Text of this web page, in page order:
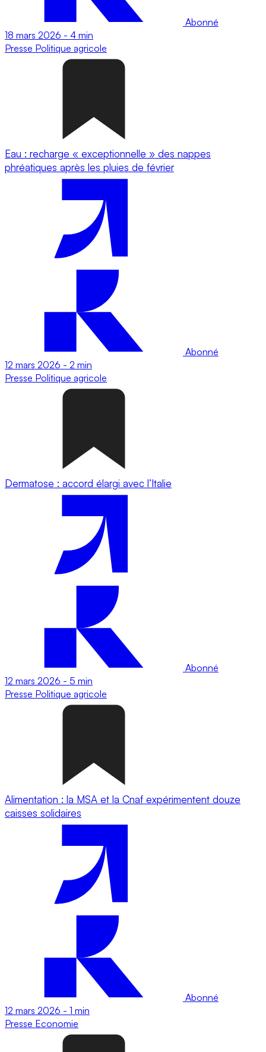
Abonné
18 mars 2026 - 4 min
Presse Politique agricole
Eau : recharge « exceptionnelle » des nappes
phréatiques après les pluies de février
Abonné
12 mars 2026 - 2 min
Presse Politique agricole
Dermatose : accord élargi avec l’Italie
Abonné
12 mars 2026 - 5 min
Presse Politique agricole
Alimentation : la MSA et la Cnaf expérimentent douze
caisses solidaires
Abonné
12 mars 2026 - 1 min
Presse Economie